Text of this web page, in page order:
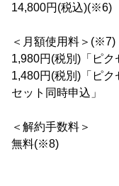
14,800円(税込)(※6)
＜月額使用料＞(※7)
1,980円(税別)「ピ
1,480円(税別)「ピ
セット同時申込」
＜解約手数料＞
無料(※8)